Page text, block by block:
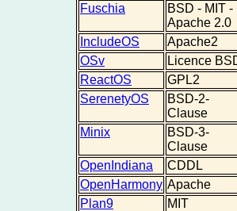
Fuschia
BSD - MIT -
Apache 2.0
IncludeOS
Apache2
OSv
Licence
ReactOS
GPL2
SerenetyOS
BSD-2-
Clause
Minix
BSD-3-
Clause
OpenIndiana
CDDL
OpenHarmony Apache
Plan9
MIT